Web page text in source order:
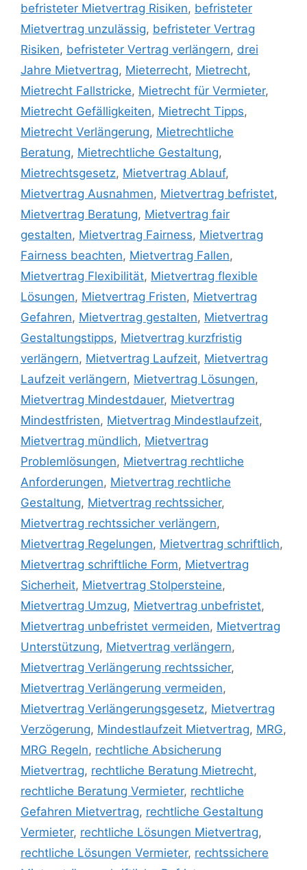
befristeter Mietvertrag Risiken, befristeter
Mietvertrag unzulässig, befristeter Vertrag
Risiken, befristeter Vertrag verlängern, drei
Jahre Mietvertrag, Mieterrecht, Mietrecht,
Mietrecht Fallstricke, Mietrecht für Vermieter,
Mietrecht Gefälligkeiten, Mietrecht Tipps,
Mietrecht Verlängerung, Mietrechtliche
Beratung, Mietrechtliche Gestaltung,
Mietrechtsgesetz, Mietvertrag Ablauf,
Mietvertrag Ausnahmen, Mietvertrag befristet,
Mietvertrag Beratung, Mietvertrag fair
gestalten, Mietvertrag Fairness, Mietvertrag
Fairness beachten, Mietvertrag Fallen,
Mietvertrag Flexibilität, Mietvertrag flexible
Lösungen, Mietvertrag Fristen, Mietvertrag
Gefahren, Mietvertrag gestalten, Mietvertrag
Gestaltungstipps, Mietvertrag kurzfristig
verlängern, Mietvertrag Laufzeit, Mietvertrag
Laufzeit verlängern, Mietvertrag Lösungen,
Mietvertrag Mindestdauer, Mietvertrag
Mindestfristen, Mietvertrag Mindestlaufzeit,
Mietvertrag mündlich, Mietvertrag
Problemlösungen, Mietvertrag rechtliche
Anforderungen, Mietvertrag rechtliche
Gestaltung, Mietvertrag rechtssicher,
Mietvertrag rechtssicher verlängern,
Mietvertrag Regelungen, Mietvertrag schriftlich,
Mietvertrag schriftliche Form, Mietvertrag
Sicherheit, Mietvertrag Stolpersteine,
Mietvertrag Umzug, Mietvertrag unbefristet,
Mietvertrag unbefristet vermeiden, Mietvertrag
Unterstützung, Mietvertrag verlängern,
Mietvertrag Verlängerung rechtssicher,
Mietvertrag Verlängerung vermeiden,
Mietvertrag Verlängerungsgesetz, Mietvertrag
Verzögerung, Mindestlaufzeit Mietvertrag, MRG,
MRG Regeln, rechtliche Absicherung
Mietvertrag, rechtliche Beratung Mietrecht,
rechtliche Beratung Vermieter, rechtliche
Gefahren Mietvertrag, rechtliche Gestaltung
Vermieter, rechtliche Lösungen Mietvertrag,
rechtliche Lösungen Vermieter, rechtssichere